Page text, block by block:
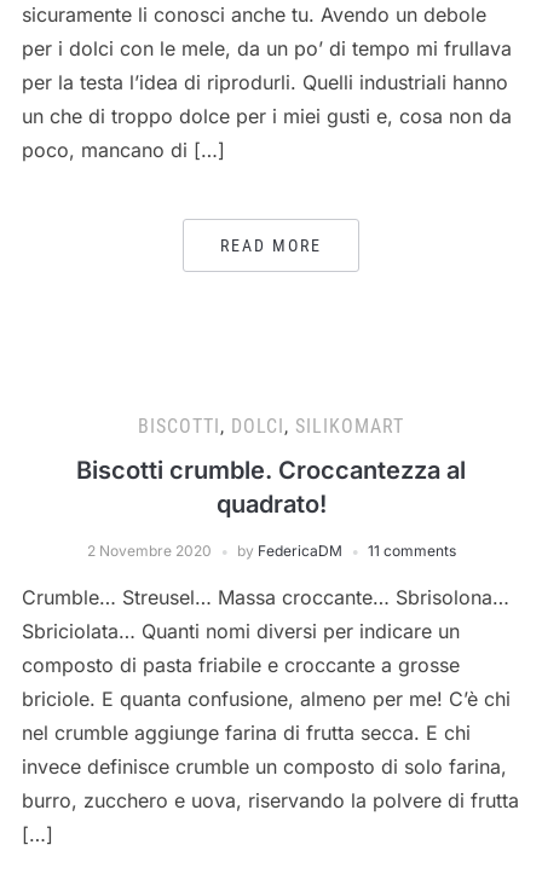
sicuramente li conosci anche tu. Avendo un debole
per i dolci con le mele, da un po’ di tempo mi frullava
per la testa l’idea di riprodurli. Quelli industriali hanno
un che di troppo dolce per i miei gusti e, cosa non da
poco, mancano di […]
READ MORE
BISCOTTI, DOLCI, SILIKOMART
Biscotti crumble. Croccantezza al
quadrato!
2 Novembre 2020 by FedericaDM 11 comments
Crumble… Streusel… Massa croccante… Sbrisolona…
Sbriciolata… Quanti nomi diversi per indicare un
composto di pasta friabile e croccante a grosse
briciole. E quanta confusione, almeno per me! C’è chi
nel crumble aggiunge farina di frutta secca. E chi
invece definisce crumble un composto di solo farina,
burro, zucchero e uova, riservando la polvere di frutta
[…]